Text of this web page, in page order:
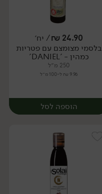
יח׳
24.90
₪/ יח׳
בלסמי מצומצם עם פטריות
כמהין - 'DANIEL'
250 מ״ל
9.96 ₪ ל-100 מ״ל
הוספה לסל